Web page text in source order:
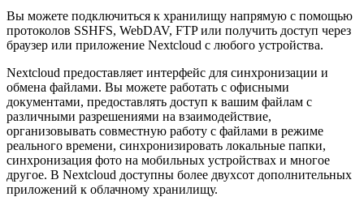
Вы можете подключиться к хранилищу напрямую с помощью
протоколов SSHFS, WebDAV, FTP или получить доступ через
браузер или приложение Nextcloud c любого устройства.
Nextcloud предоставляет интерфейс для синхронизации и
обмена файлами. Вы можете работать с офисными
документами, предоставлять доступ к вашим файлам с
различными разрешениями на взаимодействие,
организовывать совместную работу с файлами в режиме
реального времени, синхронизировать локальные папки,
синхронизация фото на мобильных устройствах и многое
другое. В Nextcloud доступны более двухсот дополнительных
приложений к облачному хранилищу.